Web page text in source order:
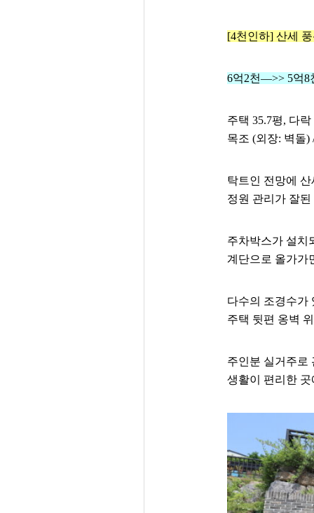
[4천인하] 산세
6억2천—>> 5억8
주택 35.7평, 다
목조 (외장: 벽돌)
탁트인 전망에
정원 관리가 잘
주차박스가 설치
계단으로 올가가
다수의 조경수가
주택 뒷편 옹벽
주인분 실거주로
생활이 편리한